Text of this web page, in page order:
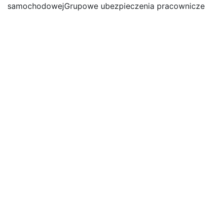
samochodowejGrupowe ubezpieczenia pracownicze